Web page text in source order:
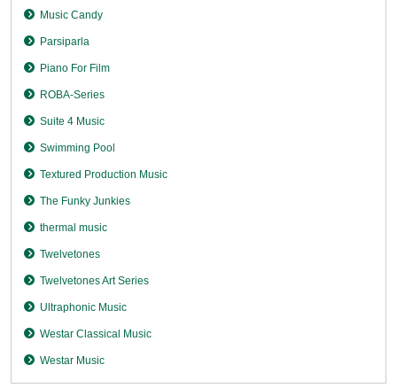
Music Candy
Parsiparla
Piano For Film
ROBA-Series
Suite 4 Music
Swimming Pool
Textured Production Music
The Funky Junkies
thermal music
Twelvetones
Twelvetones Art Series
Ultraphonic Music
Westar Classical Music
Westar Music